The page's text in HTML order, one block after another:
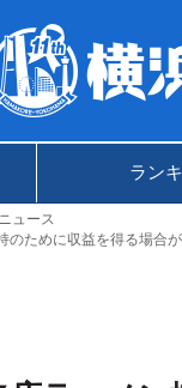
ラン
ュース
ために収益を得る場合